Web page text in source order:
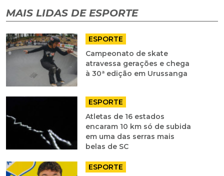
MAIS LIDAS DE ESPORTE
ESPORTE
Campeonato de skate
atravessa gerações e chega
à 30ª edição em Urussanga
ESPORTE
Atletas de 16 estados
encaram 10 km só de subida
em uma das serras mais
belas de SC
ESPORTE